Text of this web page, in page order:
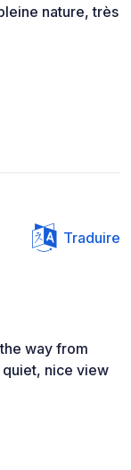
nature, très
Traduire
way from
nice view